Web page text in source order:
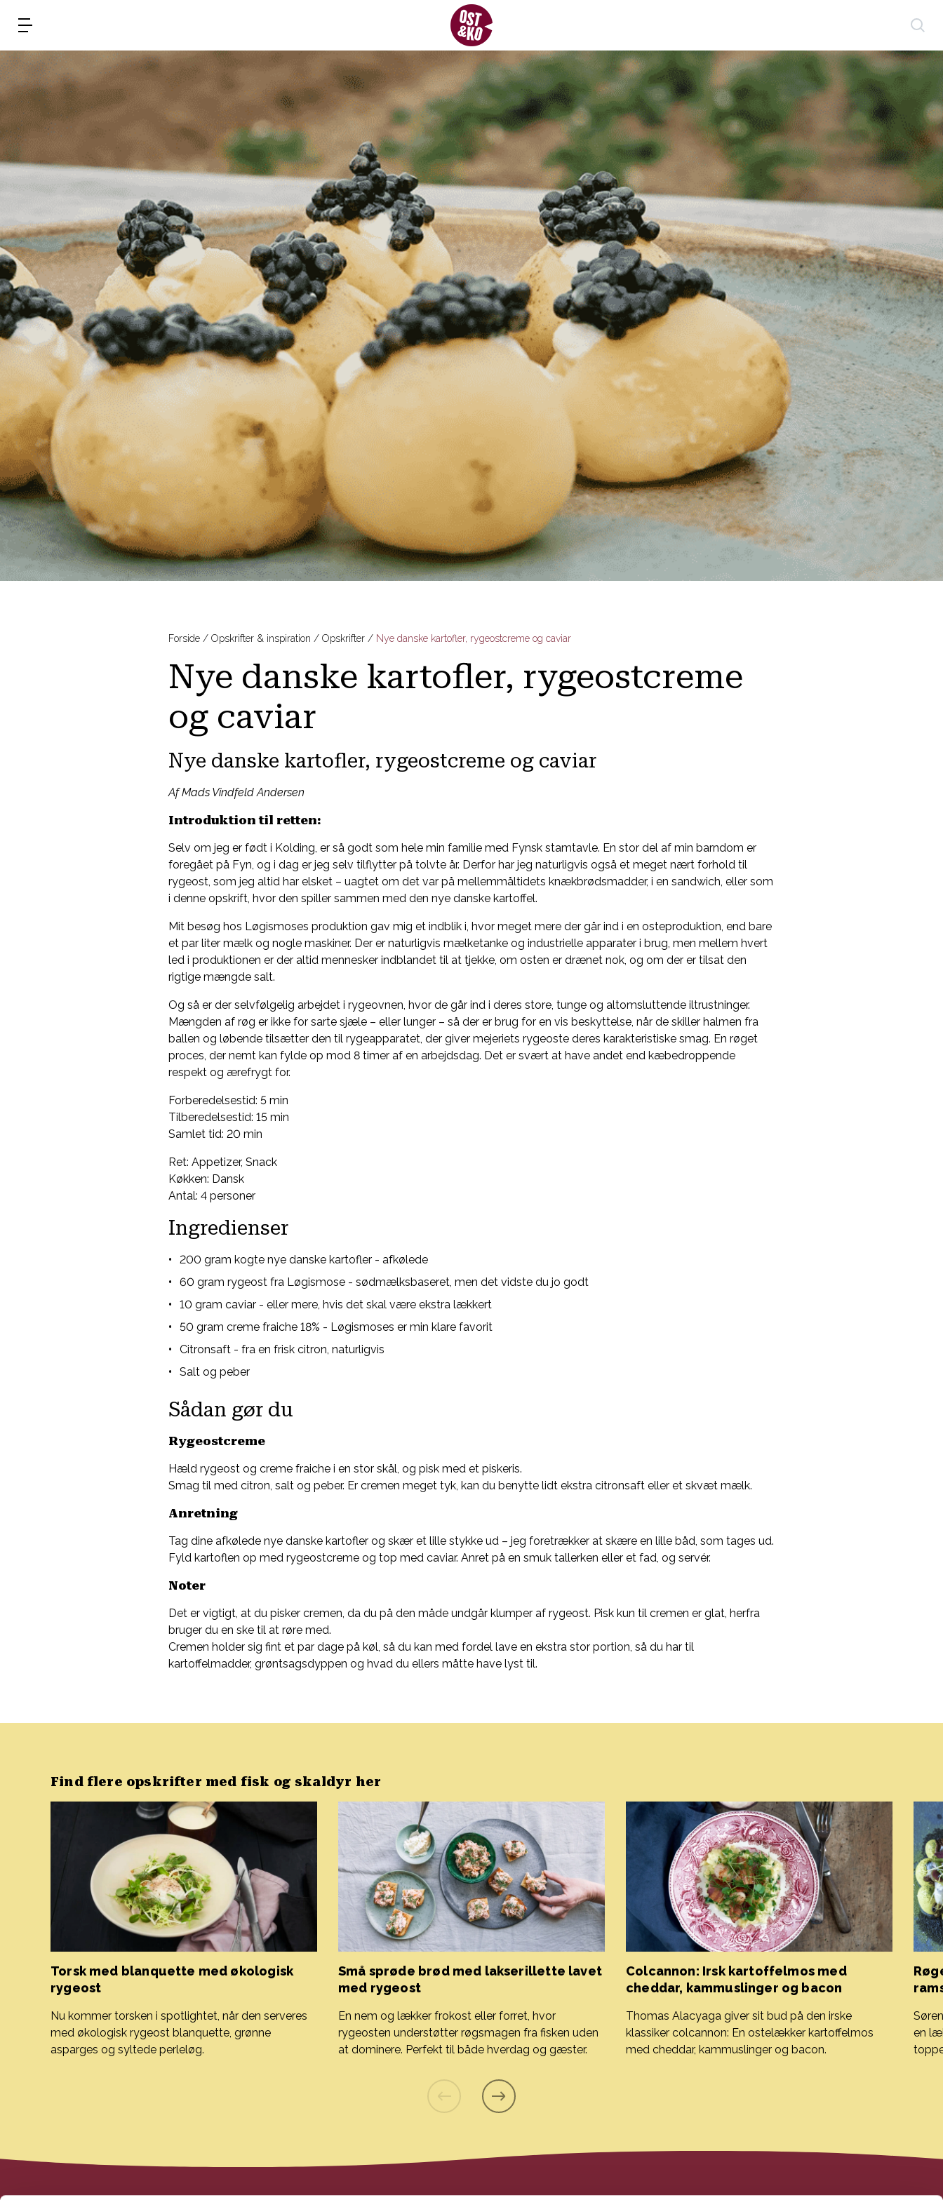
Forside Opskrifter & inspiration Opskrifter Nye danske kartofler, rygeostcreme og caviar
Nye danske kartofler, rygeostcreme
og caviar
Nye danske kartofler, rygeostcreme og caviar
Af Mads Vindfeld Andersen
Introduktion til retten:
Selv om jeg er født i Kolding, er så godt som hele min familie med Fynsk stamtavle. En stor del af min barndom er
foregået på Fyn, og i dag er jeg selv tilflytter på tolvte år. Derfor har jeg naturligvis også et meget nært forhold til
rygeost, som jeg altid har elsket – uagtet om det var på mellemmåltidets knækbrødsmadder, i en sandwich, eller som
i denne opskrift, hvor den spiller sammen med den nye danske kartoffel.
Mit besøg hos Løgismoses produktion gav mig et indblik i, hvor meget mere der går ind i en osteproduktion, end bare
et par liter mælk og nogle maskiner. Der er naturligvis mælketanke og industrielle apparater i brug, men mellem hvert
led i produktionen er der altid mennesker indblandet til at tjekke, om osten er drænet nok, og om der er tilsat den
rigtige mængde salt.
Og så er der selvfølgelig arbejdet i rygeovnen, hvor de går ind i deres store, tunge og altomsluttende iltrustninger.
Mængden af røg er ikke for sarte sjæle – eller lunger – så der er brug for en vis beskyttelse, når de skiller halmen fra
ballen og løbende tilsætter den til rygeapparatet, der giver mejeriets rygeoste deres karakteristiske smag. En røget
proces, der nemt kan fylde op mod 8 timer af en arbejdsdag. Det er svært at have andet end kæbedroppende
respekt og ærefrygt for.
Forberedelsestid: 5 min
Tilberedelsestid: 15 min
Samlet tid: 20 min
Ret: Appetizer, Snack
Køkken: Dansk
Antal: 4 personer
Ingredienser
200 gram kogte nye danske kartofler - afkølede
60 gram rygeost fra Løgismose - sødmælksbaseret, men det vidste du jo godt
10 gram caviar - eller mere, hvis det skal være ekstra lækkert
50 gram creme fraiche 18% - Løgismoses er min klare favorit
Citronsaft - fra en frisk citron, naturligvis
Salt og peber
Sådan gør du
Rygeostcreme
Hæld rygeost og creme fraiche i en stor skål, og pisk med et piskeris.
Smag til med citron, salt og peber. Er cremen meget tyk, kan du benytte lidt ekstra citronsaft eller et skvæt mælk.
Anretning
Tag dine afkølede nye danske kartofler og skær et lille stykke ud – jeg foretrækker at skære en lille båd, som tages ud.
Fyld kartoflen op med rygeostcreme og top med caviar. Anret på en smuk tallerken eller et fad, og servér.
Noter
Det er vigtigt, at du pisker cremen, da du på den måde undgår klumper af rygeost. Pisk kun til cremen er glat, herfra
bruger du en ske til at røre med.
Cremen holder sig fint et par dage på køl, så du kan med fordel lave en ekstra stor portion, så du har til
kartoffelmadder, grøntsagsdyppen og hvad du ellers måtte have lyst til.
Find flere opskrifter med fisk og skaldyr her
Torsk med blanquette med økologisk
rygeost
Nu kommer torsken i spotlightet, når den serveres
med økologisk rygeost blanquette, grønne
asparges og syltede perleløg.
Små sprøde brød med lakserillette lavet
med rygeost
En nem og lækker frokost eller forret, hvor
rygeosten understøtter røgsmagen fra fisken uden
at dominere. Perfekt til både hverdag og gæster.
Colcannon: Irsk kartoffelmos med
cheddar, kammuslinger og bacon
Thomas Alacyaga giver sit bud på den irske
klassiker colcannon: En ostelækker kartoffelmos
med cheddar, kammuslinger og bacon.
en